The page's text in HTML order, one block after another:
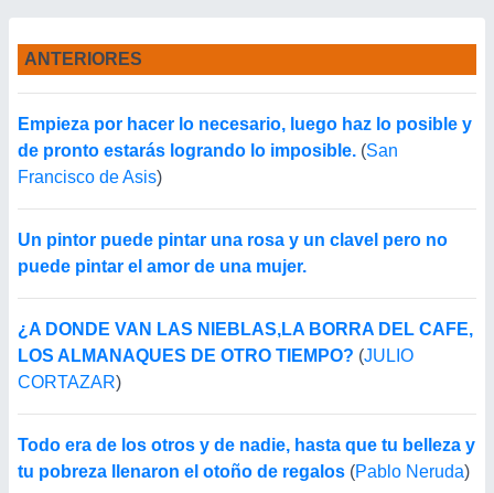
ANTERIORES
Empieza por hacer lo necesario, luego haz lo posible y
de pronto estarás logrando lo imposible. (San
Francisco de Asis)
Un pintor puede pintar una rosa y un clavel pero no
puede pintar el amor de una mujer.
¿A DONDE VAN LAS NIEBLAS,LA BORRA DEL CAFE,
LOS ALMANAQUES DE OTRO TIEMPO? (JULIO
CORTAZAR)
Todo era de los otros y de nadie, hasta que tu belleza y
tu pobreza llenaron el otoño de regalos (Pablo Neruda)